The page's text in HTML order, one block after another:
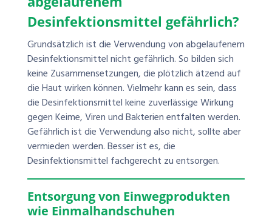
Desinfektionsmittel gefährlich?
Grundsätzlich ist die Verwendung von abgelaufenem
Desinfektionsmittel nicht gefährlich. So bilden sich
keine Zusammensetzungen, die plötzlich ätzend auf
die Haut wirken können. Vielmehr kann es sein, dass
die Desinfektionsmittel keine zuverlässige Wirkung
gegen Keime, Viren und Bakterien entfalten werden.
Gefährlich ist die Verwendung also nicht, sollte aber
vermieden werden. Besser ist es, die
Desinfektionsmittel fachgerecht zu entsorgen.
Entsorgung von Einwegprodukten
wie Einmalhandschuhen